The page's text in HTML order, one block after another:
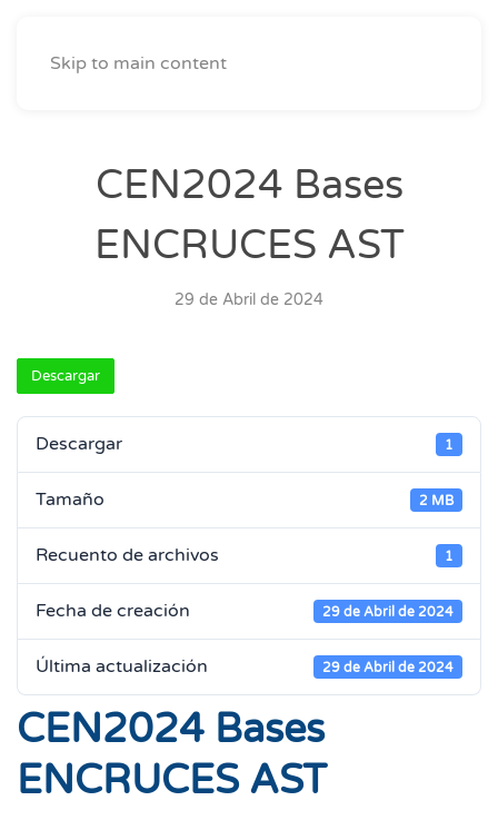
Skip to main content
CEN2024 Bases
ENCRUCES AST
29 de Abril de 2024
Descargar
Descargar 1
Tamaño 2 MB
Recuento de archivos 1
Fecha de creación 29 de Abril de 2024
Última actualización 29 de Abril de 2024
CEN2024 Bases
ENCRUCES AST